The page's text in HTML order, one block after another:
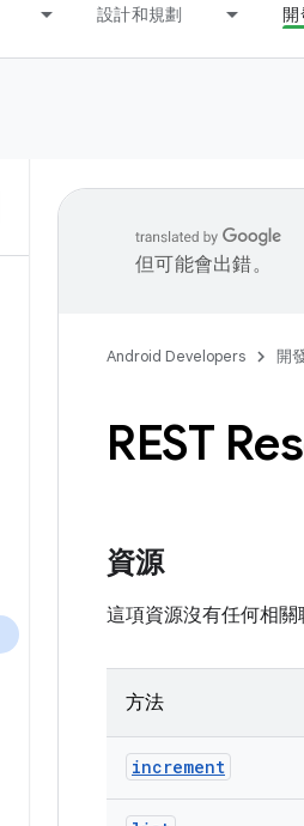
設計和規劃 開
但可能會出錯。
Android Developers 開
REST
資源
這項資源沒有任何相關
方法
increment